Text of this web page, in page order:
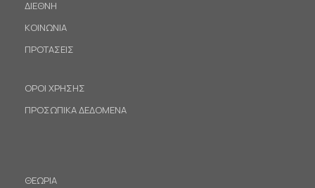
ΔΙΕΘΝΗ
ΚΟΙΝΩΝΙΑ
ΠΡΟΤΑΣΕΙΣ
ΟΡΟΙ ΧΡΗΣΗΣ
ΠΡΟΣΩΠΙΚΑ ΔΕΔΟΜΕΝΑ
ΘΕΩΡΙΑ